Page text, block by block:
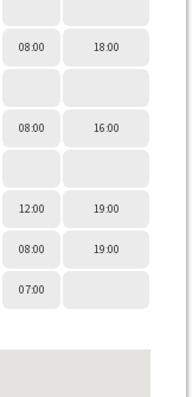
08:00 18:00
08:00 16:00
12:00 19:00
08:00 19:00
07:00